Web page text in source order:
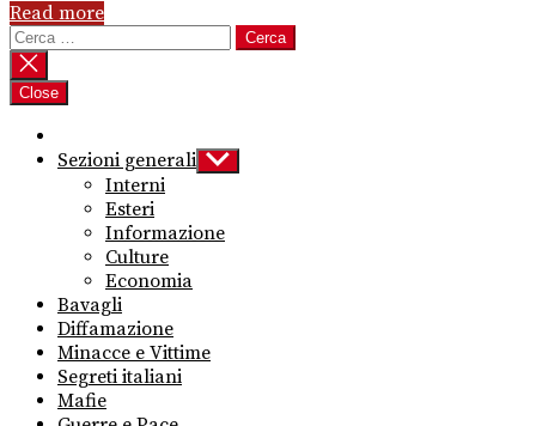
Read more
Ricerca
per:
Close
Sezioni generali Show
sub
Interni
Esteri
Informazione
Culture
Economia
Bavagli
Diffamazione
Minacce e Vittime
Segreti italiani
Mafie